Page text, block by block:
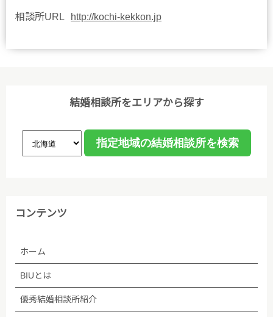
相談所URL http://kochi-kekkon.jp
結婚相談所をエリアから探す
コンテンツ
ホーム
BIUとは
優秀結婚相談所紹介